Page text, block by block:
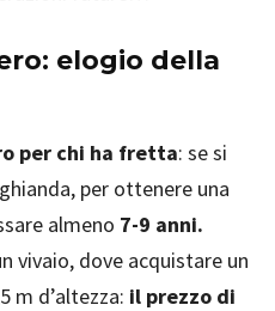
elogio della
per chi ha fretta: se si
per ottenere una
almeno 7-9 anni.
vivaio, dove acquistare un
m d’altezza: il prezzo di